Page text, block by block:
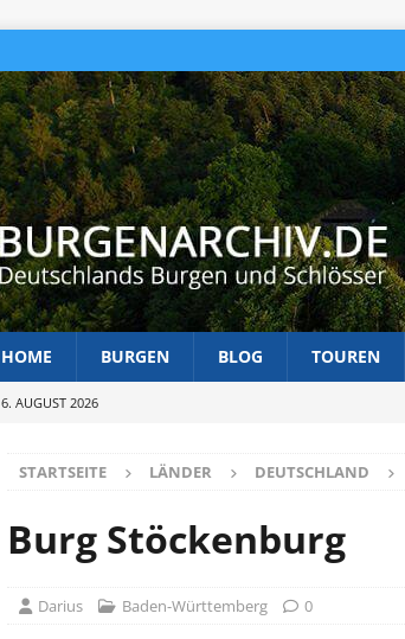
HOME BURGEN BLOG TOUREN
6. AUGUST 2026
STARTSEITE LÄNDER DEUTSCHLAND
Burg Stöckenburg
Darius Baden-Württemberg 0